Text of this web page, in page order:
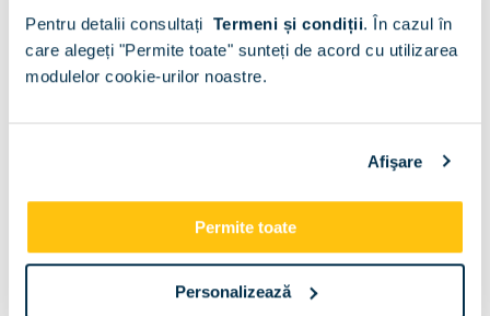
Pentru detalii consultați Termeni și condiții. În cazul în
care alegeți "Permite toate" sunteți de acord cu utilizarea
modulelor cookie-urilor noastre.
Afişare
Permite toate
Personalizează
Sertare :
155x60x205
185x60x205 185x60x225